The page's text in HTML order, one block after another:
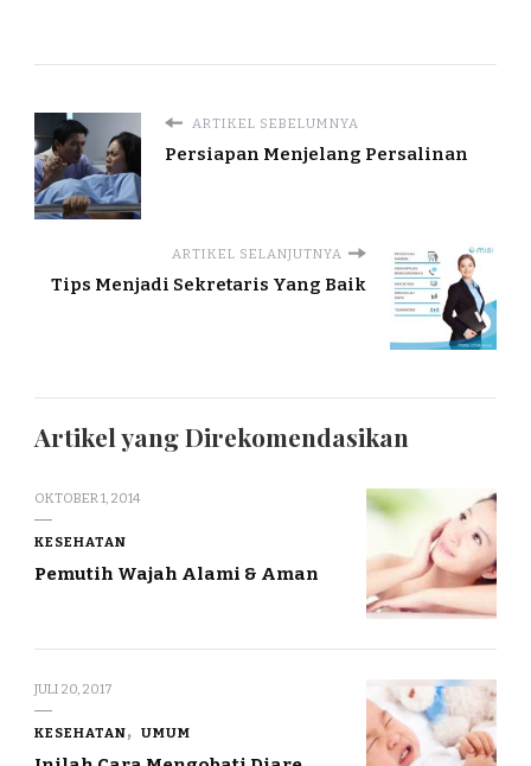
ARTIKEL SEBELUMNYA
Persiapan Menjelang Persalinan
ARTIKEL SELANJUTNYA
Tips Menjadi Sekretaris Yang Baik
Artikel yang Direkomendasikan
OKTOBER 1, 2014
KESEHATAN
Pemutih Wajah Alami & Aman
JULI 20, 2017
KESEHATAN UMUM